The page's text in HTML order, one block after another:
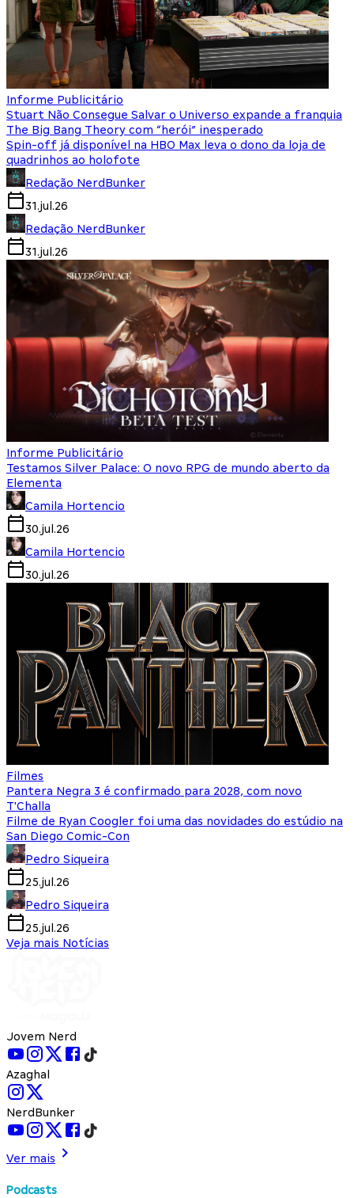
Informe Publicitário
Stuart Não Consegue Salvar o Universo expande a franquia
The Big Bang Theory com “herói” inesperado
Spin-off já disponível na HBO Max leva o dono da loja de
quadrinhos ao holofote
Redação NerdBunker
31.jul.26
Redação NerdBunker
31.jul.26
Informe Publicitário
Testamos Silver Palace: O novo RPG de mundo aberto da
Elementa
Camila Hortencio
30.jul.26
Camila Hortencio
30.jul.26
Filmes
Pantera Negra 3 é confirmado para 2028, com novo
T'Challa
Filme de Ryan Coogler foi uma das novidades do estúdio na
San Diego Comic-Con
Pedro Siqueira
25.jul.26
Pedro Siqueira
25.jul.26
Veja mais Notícias
Jovem Nerd
Azaghal
NerdBunker
Ver mais
Podcasts